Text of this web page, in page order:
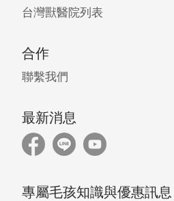
台灣獸醫院列表
合作
聯繫我們
最新消息
專屬毛孩知識與優惠訊息